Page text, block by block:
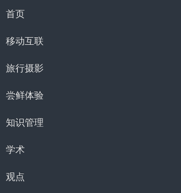
首页
移动互联
旅行摄影
尝鲜体验
知识管理
学术
观点